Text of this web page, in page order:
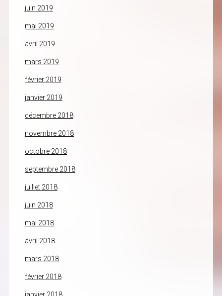
juin 2019
mai 2019
avril 2019
mars 2019
février 2019
janvier 2019
décembre 2018
novembre 2018
octobre 2018
septembre 2018
juillet 2018
juin 2018
mai 2018
avril 2018
mars 2018
février 2018